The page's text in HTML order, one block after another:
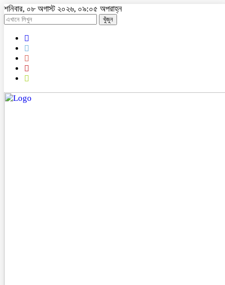
শনিবার, ০৮ অগাস্ট ২০২৬, ০৯:০৫ অপরাহ্ন
খুঁজুন